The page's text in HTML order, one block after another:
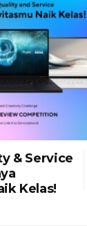
& Service
Kelas!